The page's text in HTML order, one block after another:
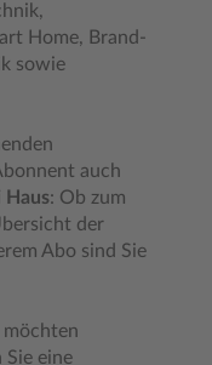
Home, Brand-
sowie
auch
Haus: Ob zum
der
Abo sind Sie
möchten
eine